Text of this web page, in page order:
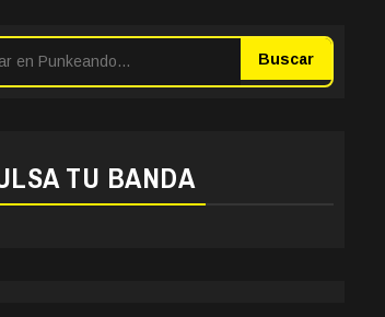
Buscar
TU BANDA